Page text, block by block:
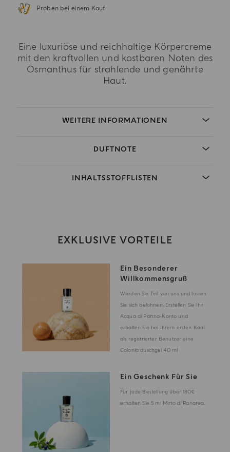
Proben bei einem Kauf
Eine luxuriöse und reichhaltige Körpercreme
mit den kraftvollen und kostbaren Noten des
Osmanthus für strahlende und genährte
Haut.
WEITERE INFORMATIONEN
DUFTNOTE
INHALTSSTOFFLISTEN
EXKLUSIVE VORTEILE
Ein Besonderer
Willkommensgruß
Werden Sie Teil von uns und lassen
Sie sich belohnen. Erstellen Sie Ihr
Acqua di Parma-Konto und
erhalten Sie bei Ihrem ersten Kauf
als registrierter Benutzer eine
Colonia duschgel 40 ml
Ein Geschenk Für Sie
Für jede Bestellung über 180€
erhalten Sie 5 ml Mirto di Panarea.